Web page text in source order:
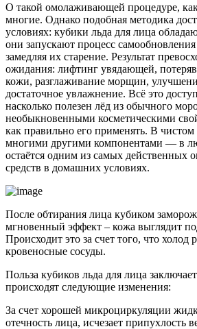
О такой омолаживающей процедуре,
многие. Однако подобная методика
условиях: кубики льда для лица
они запускают процесс
замедляя их старение. Результат
ожидания: лифтинг увядающей,
кожи, разглаживание морщин,
достаточное увлажнение. Всё это
насколько полезен лёд из обычного
необыкновенными косметическими
как правильно его применять. В
многими другими компонентами — в
остаётся одним из самых
средств в домашних условиях.
После обтирания лица кубиком
мгновенный эффект – кожа выглядит
Происходит это за счет того, что холод
кровеносные сосуды.
Польза кубиков льда для лица
происходят следующие изменения:
За счет хорошей микроциркуляции
отечность лица, исчезает припухлость